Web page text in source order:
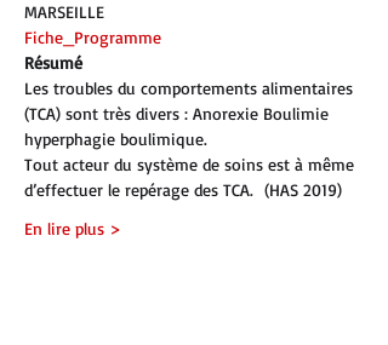
MARSEILLE
Fiche_Programme
Résumé
Les troubles du comportements alimentaires
(TCA) sont très divers : Anorexie Boulimie
hyperphagie boulimique.
Tout acteur du système de soins est à même
d’effectuer le repérage des TCA.  (HAS 2019)
En lire plus >